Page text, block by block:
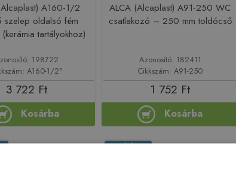
A160-1/2
szelep oldalsó fém
(kerámia tartályokhoz)
198722
A160-1/2"
3 722 Ft
Kosárba
ALCA (Alcaplast) A91-250 WC
csatlakozó – 250 mm toldócső
Azonosító: 182411
Cikkszám: A91-250
1 752 Ft
Kosárba
Rendelésre